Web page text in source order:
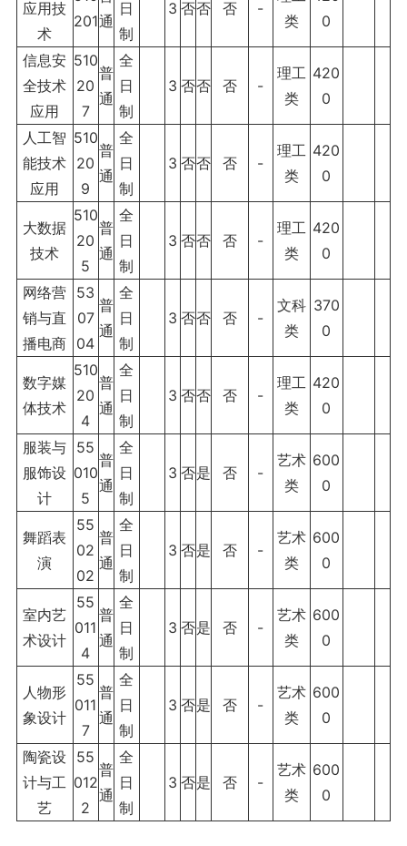
应用技
术
201通
日
制
3 否否 否 -
类
0
信息安
全技术
应用
510
20
7
普
通
全
日
制
3 否否 否 -
理工
类
420
0
人工智
能技术
应用
510
20
9
普
通
全
日
制
3 否否 否 -
理工
类
420
0
大数据
技术
510
20
5
普
通
全
日
制
3 否否 否 -
理工
类
420
0
网络营
销与直
播电商
53
07
04
普
通
全
日
制
3 否否 否 -
文科
类
370
0
数字媒
体技术
510
20
4
普
通
全
日
制
3 否否 否 -
理工
类
420
0
服装与
服饰设
计
55
010
5
普
通
全
日
制
3 否是 否 -
艺术
类
600
0
舞蹈表
演
55
02
02
普
通
全
日
制
3 否是 否 -
艺术
类
600
0
室内艺
术设计
55
011
4
普
通
全
日
制
3 否是 否 -
艺术
类
600
0
人物形
象设计
55
011
7
普
通
全
日
制
3 否是 否 -
艺术
类
600
0
陶瓷设
计与工
艺
55
012
2
普
通
全
日
制
3 否是 否 -
艺术
类
600
0